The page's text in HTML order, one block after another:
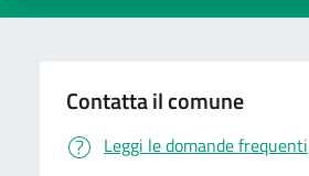
Contatta il comune
Leggi le domande frequenti